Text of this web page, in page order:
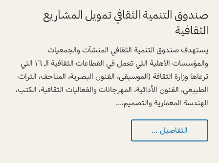
صندوق التنمية الثقافي تمويل المشاريع
الثقافية
يستهدف صندوق التنمية الثقافي المنشآت والجمعيات
والمؤسسات الأهلية التي تعمل في القطاعات الثقافية الـ ١٦ التي
ترعاها وزارة الثقافة (الموسيقى، الفنون البصرية، المتاحف، التراث
الطبيعي، الفنون الأدائية، المهرجانات والفعاليات الثقافية، الكتب،
الهندسة المعمارية والتصميم،...
التفاصيل …